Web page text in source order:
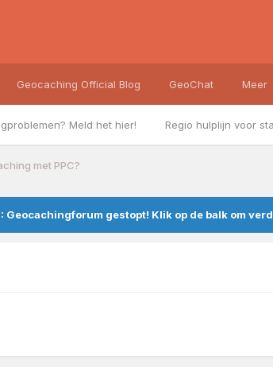
Meld het hier! Regio hulplijn voor
Geocaching Official Blog GeoChat Meer
met PPC?
gestopt! Klik op de balk om